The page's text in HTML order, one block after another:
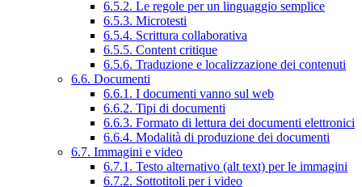
6.5.2. Le regole per un linguaggio semplice
6.5.3. Microtesti
6.5.4. Scrittura collaborativa
6.5.5. Content critique
6.5.6. Traduzione e localizzazione dei contenuti
6.6. Documenti
6.6.1. I documenti vanno sul web
6.6.2. Tipi di documenti
6.6.3. Formato di lettura dei documenti elettronici
6.6.4. Modalità di produzione dei documenti
6.7. Immagini e video
6.7.1. Testo alternativo (alt text) per le immagini
6.7.2. Sottotitoli per i video